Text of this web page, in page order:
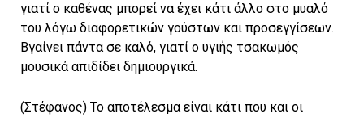
γιατί ο καθένας μπορεί να έχει κάτι άλλο στο μυαλό
του λόγω διαφορετικών γούστων και προσεγγίσεων.
Βγαίνει πάντα σε καλό, γιατί ο υγιής τσακωμός
μουσικά απιδίδει δημιουργικά.
(Στέφανος) Το αποτέλεσμα είναι κάτι που και οι